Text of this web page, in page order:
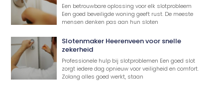
Een betrouwbare oplossing voor elk slotprobleem
Een goed beveiligde woning geeft rust. De meeste
mensen denken pas aan hun sloten
Slotenmaker Heerenveen voor snelle
zekerheid
Professionele hulp bij slotproblemen Een goed slot
zorgt iedere dag opnieuw voor veiligheid en comfort.
Zolang alles goed werkt, staan